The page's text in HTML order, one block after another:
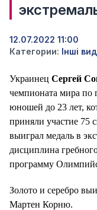
12.07.2022 11:00
Категории: Інші
Украинец Сергей
чемпионата мира по
юношей до 23 лет,
приняли участие 75
выиграл медаль в
дисциплина
программу
Золото и серебро
Мартен Корню.